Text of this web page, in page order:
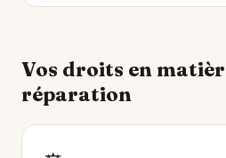
Vos droits en
réparation